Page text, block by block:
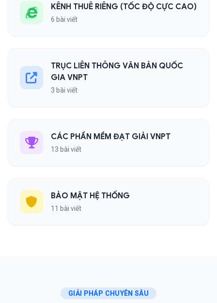
KÊNH THUÊ RIÊNG (TỐC ĐỘ CỰC CAO)
6 bài viết
TRỤC LIÊN THÔNG VĂN BẢN QUỐC
GIA VNPT
3 bài viết
CÁC PHẦN MỀM ĐẠT GIẢI VNPT
13 bài viết
BẢO MẬT HỆ THỐNG
11 bài viết
GIẢI PHÁP CHUYÊN SÂU